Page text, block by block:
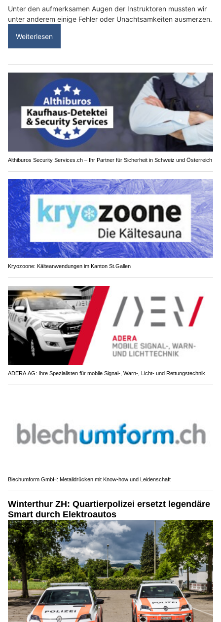
Unter den aufmerksamen Augen der Instruktoren mussten wir
unter anderem einige Fehler oder Unachtsamkeiten ausmerzen.
Weiterlesen
Althiburos Security Services.ch – Ihr Partner für Sicherheit in Schweiz und Österreich
Kryozoone: Kälteanwendungen im Kanton St.Gallen
ADERA AG: Ihre Spezialisten für mobile Signal-, Warn-, Licht- und Rettungstechnik
Blechumform GmbH: Metalldrücken mit Know-how und Leidenschaft
Winterthur ZH: Quartierpolizei ersetzt legendäre
Smart durch Elektroautos